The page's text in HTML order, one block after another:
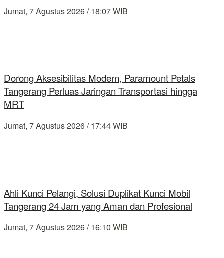
Jumat, 7 Agustus 2026 / 18:07 WIB
Dorong Aksesibilitas Modern, Paramount Petals
Tangerang Perluas Jaringan Transportasi hingga
MRT
Jumat, 7 Agustus 2026 / 17:44 WIB
Ahli Kunci Pelangi, Solusi Duplikat Kunci Mobil
Tangerang 24 Jam yang Aman dan Profesional
Jumat, 7 Agustus 2026 / 16:10 WIB